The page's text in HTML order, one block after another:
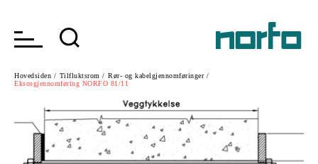
Hovedsiden / Tilfluktsrom / Rør- og kabelgjennomføringer /
Eksosgjennomføring NORFO 81/11